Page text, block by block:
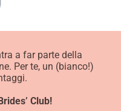
a far parte della
Per te, un (bianco!)
Club!